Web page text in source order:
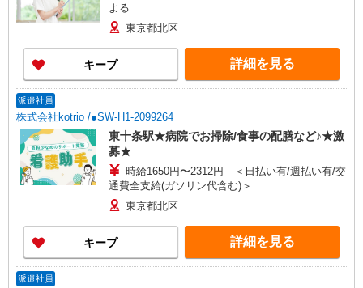
よる
東京都北区
キープ 詳細を見る
派遣社員
株式会社kotrio /●SW-H1-2099264
東十条駅★病院でお掃除/食事の配膳など♪★激
募★
時給1650円〜2312円 ＜日払い有/週払い有/交
通費全支給(ガソリン代含む)＞
東京都北区
キープ 詳細を見る
派遣社員